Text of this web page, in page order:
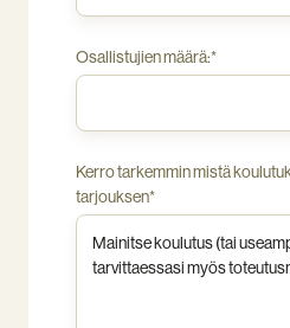
Osallistujien määrä:*
Kerro tarkemmin mistä
tarjouksen*